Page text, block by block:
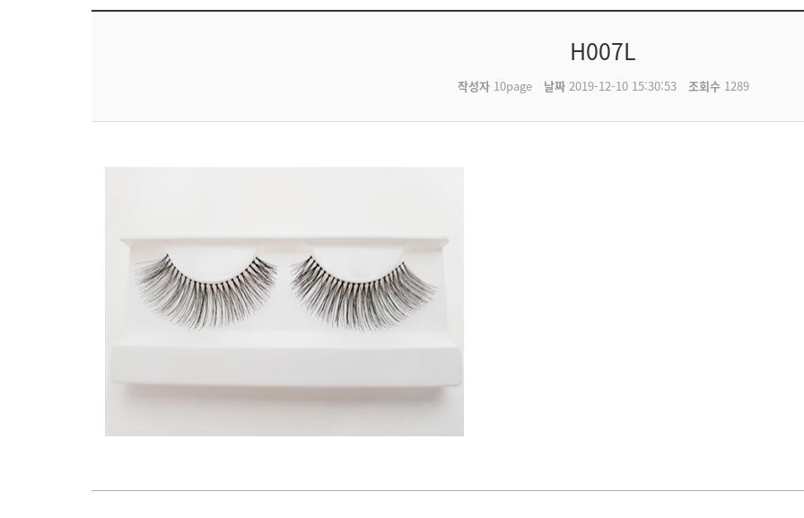
H007L
작성자10page 날짜2019-12-10 15:30:53 조회수1289